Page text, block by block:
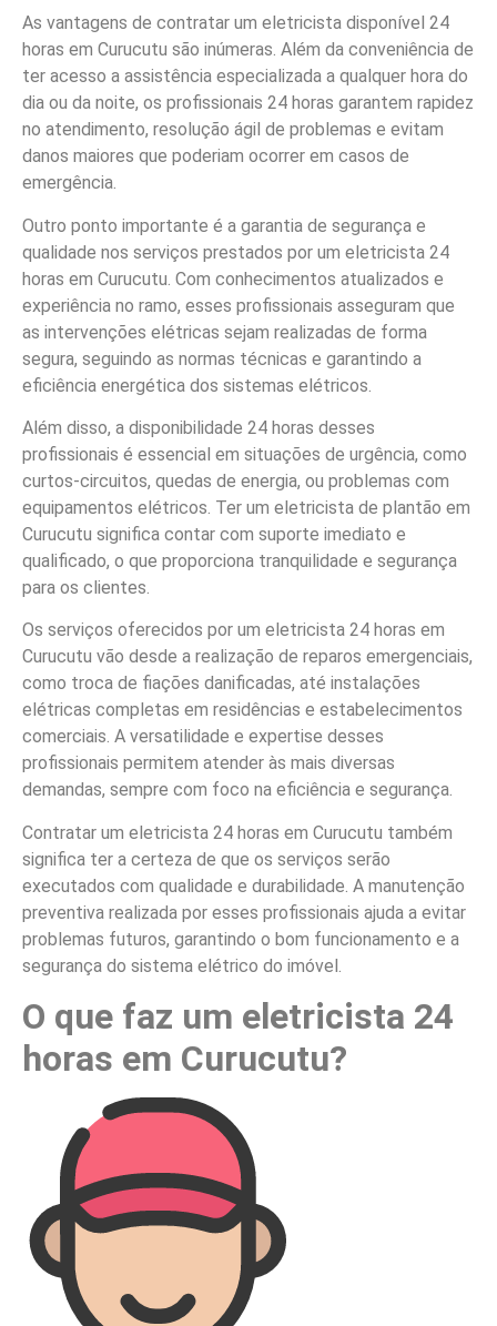
As vantagens de contratar um eletricista disponível 24
horas em Curucutu são inúmeras. Além da conveniência de
ter acesso a assistência especializada a qualquer hora do
dia ou da noite, os profissionais 24 horas garantem rapidez
no atendimento, resolução ágil de problemas e evitam
danos maiores que poderiam ocorrer em casos de
emergência.
Outro ponto importante é a garantia de segurança e
qualidade nos serviços prestados por um eletricista 24
horas em Curucutu. Com conhecimentos atualizados e
experiência no ramo, esses profissionais asseguram que
as intervenções elétricas sejam realizadas de forma
segura, seguindo as normas técnicas e garantindo a
eficiência energética dos sistemas elétricos.
Além disso, a disponibilidade 24 horas desses
profissionais é essencial em situações de urgência, como
curtos-circuitos, quedas de energia, ou problemas com
equipamentos elétricos. Ter um eletricista de plantão em
Curucutu significa contar com suporte imediato e
qualificado, o que proporciona tranquilidade e segurança
para os clientes.
Os serviços oferecidos por um eletricista 24 horas em
Curucutu vão desde a realização de reparos emergenciais,
como troca de fiações danificadas, até instalações
elétricas completas em residências e estabelecimentos
comerciais. A versatilidade e expertise desses
profissionais permitem atender às mais diversas
demandas, sempre com foco na eficiência e segurança.
Contratar um eletricista 24 horas em Curucutu também
significa ter a certeza de que os serviços serão
executados com qualidade e durabilidade. A manutenção
preventiva realizada por esses profissionais ajuda a evitar
problemas futuros, garantindo o bom funcionamento e a
segurança do sistema elétrico do imóvel.
O que faz um eletricista 24
horas em Curucutu?